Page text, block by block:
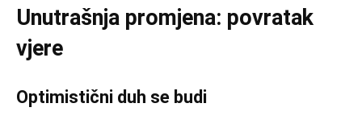
Unutrašnja promjena: povratak
vjere
Optimistični duh se budi